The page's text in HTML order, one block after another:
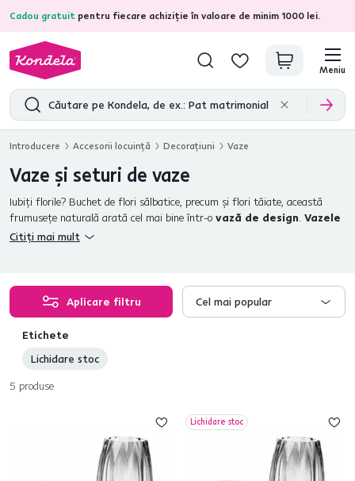
Cadou gratuit pentru fiecare achiziție în valoare de minim 1000 lei.
4,7 31.333recenzii de produs verificate
Meniu
Introducere Accesorii locuinţă Decoraţiuni Vaze
Vaze şi seturi de vaze
Iubiţi florile? Buchet de flori sălbatice, precum şi flori tăiate, această
frumuseţe naturală arată cel mai bine într-o vază de design. Vazele
elegante din oferta noastră
lăsaţi una dintre vazele moderne să iasă în evidenţă. Vazele noastre vor
avea grijă de
o atmosferă excepţională pentru orice ocazie.
Citiți mai mult
Aplicare filtru Cel mai popular
Etichete
Lichidare stoc
5 produse
Lichidare stoc